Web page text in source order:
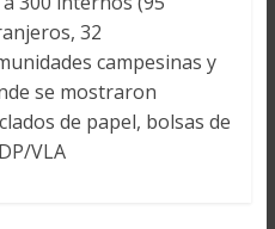
32
campesinas y
se mostraron
de papel, bolsas de
VLA